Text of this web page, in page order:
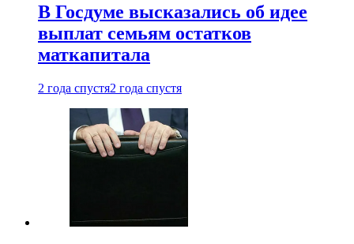
В Госдуме высказались об идее
выплат семьям остатков
маткапитала
2 года спустя2 года спустя